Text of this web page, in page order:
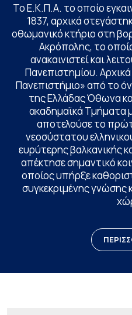
Το Ε.Κ.Π.Α. το οποίο
1837, αρχικά
οθωμανικό κτήριο στη
Ακρόπολης, το
ανακαινιστεί και
Πανεπιστημίου.
Πανεπιστήμιο» από το
της Ελλάδας Όθωνα
ακαδημαϊκά Τμήματα
αποτελούσε το
νεοσύστατου
ευρύτερης βαλκανικής
απέκτησε σημαντικό
οποίος υπήρξε
συγκεκριμένης γνώσης